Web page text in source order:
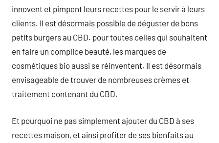
innovent et pimpent leurs recettes pour le servir à leurs
clients. Il est désormais possible de déguster de bons
petits burgers au CBD. pour toutes celles qui souhaitent
en faire un complice beauté, les marques de
cosmétiques bio aussi se réinventent. Il est désormais
envisageable de trouver de nombreuses crèmes et
traitement contenant du CBD.
Et pourquoi ne pas simplement ajouter du CBD à ses
recettes maison, et ainsi profiter de ses bienfaits au